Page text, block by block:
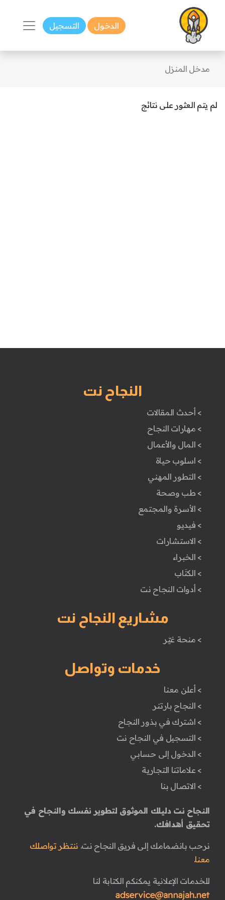
الدخول التسجيل
مدخل المنزل
لم يتم العثور على نتائج
النجاح نت
> أحدث المقالات
> مهارات النجاح
> المال والأعمال
> اسلوب حياة
> التطور المهني
> طب وصحة
> الأسرة والمجتمع
> فيديو
> الاستشارات
> الخبراء
> الكتَاب
> أدوات النجاح نت
مشاريع النجاح نت
> منحة غيّر
خدمات وتواصل
> أعلن معنا
> النجاح بارتنر
> اشترك في بذور النجاح
> التسجيل في النجاح نت
> الدخول إلى حسابي
> علاماتنا التجارية
> الاتصال بنا
النجاح نت دليلك الموثوق لتطوير نفسك والنجاح في
تحقيق أهدافك.
نرحب بانضمامك إلى فريق النجاح نت. ننتظر تواصلك
معنا.
للخدمات الإعلانية يمكنكم الكتابة لنا